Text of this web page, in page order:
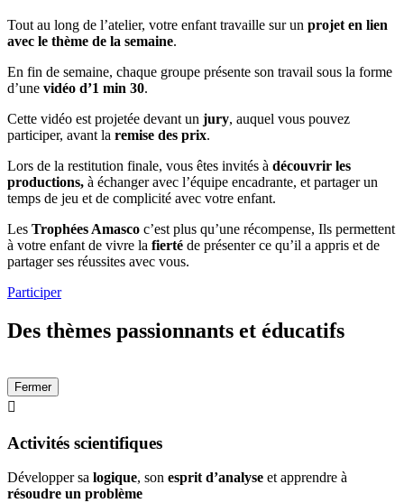
Tout au long de l’atelier, votre enfant travaille sur un projet en lien
avec le thème de la semaine.
En fin de semaine, chaque groupe présente son travail sous la forme
d’une vidéo d’1 min 30.
Cette vidéo est projetée devant un jury, auquel vous pouvez
participer, avant la remise des prix.
Lors de la restitution finale, vous êtes invités à découvrir les
productions, à échanger avec l’équipe encadrante, et partager un
temps de jeu et de complicité avec votre enfant.
Les Trophées Amasco c’est plus qu’une récompense, Ils permettent
à votre enfant de vivre la fierté de présenter ce qu’il a appris et de
partager ses réussites avec vous.
Participer
Des thèmes passionnants et éducatifs
Fermer

Activités scientifiques
Développer sa logique, son esprit d’analyse et apprendre à
résoudre un problème